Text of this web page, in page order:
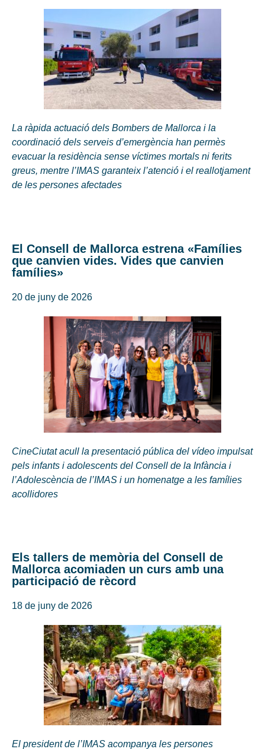
La ràpida actuació dels Bombers de Mallorca i la
coordinació dels serveis d’emergència han permès
evacuar la residència sense víctimes mortals ni ferits
greus, mentre l’IMAS garanteix l’atenció i el reallotjament
de les persones afectades
El Consell de Mallorca estrena «Famílies
que canvien vides. Vides que canvien
famílies»
20 de juny de 2026
CineCiutat acull la presentació pública del vídeo impulsat
pels infants i adolescents del Consell de la Infància i
l’Adolescència de l’IMAS i un homenatge a les famílies
acollidores
Els tallers de memòria del Consell de
Mallorca acomiaden un curs amb una
participació de rècord
18 de juny de 2026
El president de l’IMAS acompanya les persones